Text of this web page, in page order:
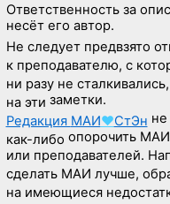
Ответственность за
несёт его автор.
Не следуетпредвзято
к преподавателю, с
ни разу не сталкивались,
на эти заметки.
Редакция МАИ♥СтЭн
как-либо опорочить МАИ
или преподавателей.
сделать МАИ лучше,
на имеющиеся